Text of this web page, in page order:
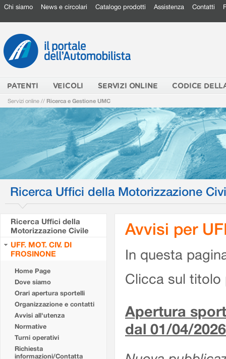
Chi siamo News e circolari Catalogo prodotti Assistenza Contatti
PATENTI VEICOLI SERVIZI ONLINE CODICE
Servizi online // Ricerca e Gestione UMC
Ricerca Uffici della Motorizzazione
Ricerca Uffici della
Motorizzazione Civile
UFF. MOT. CIV. DI
FROSINONE
Home Page
Dove siamo
Orari apertura sportelli
Organizzazione e contatti
Avvisi all'utenza
Normative
Turni operativi
Richiesta
informazioni/Contatta
Avvisi per
In questa
Clicca sul titolo
Apertura
dal 01/04/2026